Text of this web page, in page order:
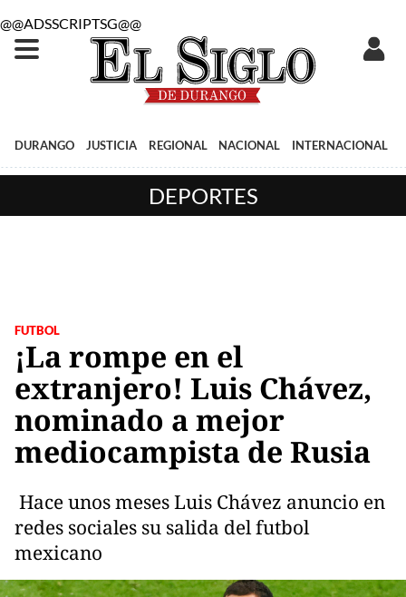
@@ADSSCRIPTSG@@
DURANGO JUSTICIA REGIONAL NACIONAL INTERNACIONAL
DEPORTES
FUTBOL
¡La rompe en el
extranjero! Luis Chávez,
nominado a mejor
mediocampista de Rusia
Hace unos meses Luis Chávez anuncio en
redes sociales su salida del futbol
mexicano